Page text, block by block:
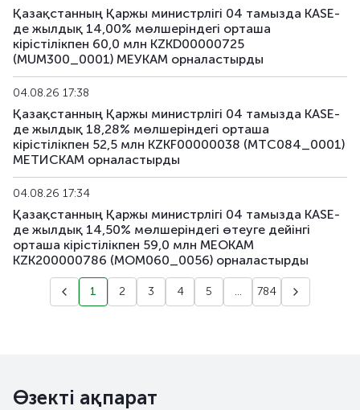
Қазақстанның Қаржы министрлігі 04 тамызда KASE-
де жылдық 14,00% мөлшеріндегі орташа
кірістілікпен 60,0 млн KZKD00000725
(MUM300_0001) МЕУКАМ орналастырды
04.08.26 17:38
Қазақстанның Қаржы министрлігі 04 тамызда KASE-
де жылдық 18,28% мөлшеріндегі орташа
кірістілікпен 52,5 млн KZKF00000038 (MTC084_0001)
МЕТИСКАМ орналастырды
04.08.26 17:34
Қазақстанның Қаржы министрлігі 04 тамызда KASE-
де жылдық 14,50% мөлшеріндегі өтеуге дейінгі
орташа кірістілікпен 59,0 млн МЕОКАМ
KZK200000786 (MOM060_0056) орналастырды
1 2 3 4 5 ... 784
Өзекті ақпарат